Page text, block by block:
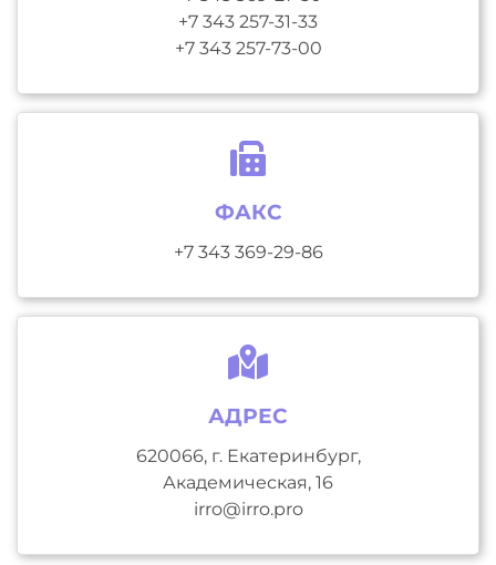
+7 343 257-31-33
+7 343 257-73-00
ФАКС
+7 343 369-29-86
АДРЕС
620066, г. Екатеринбург,
Академическая, 16
irro@irro.pro